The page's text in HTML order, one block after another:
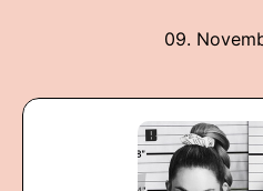
09.